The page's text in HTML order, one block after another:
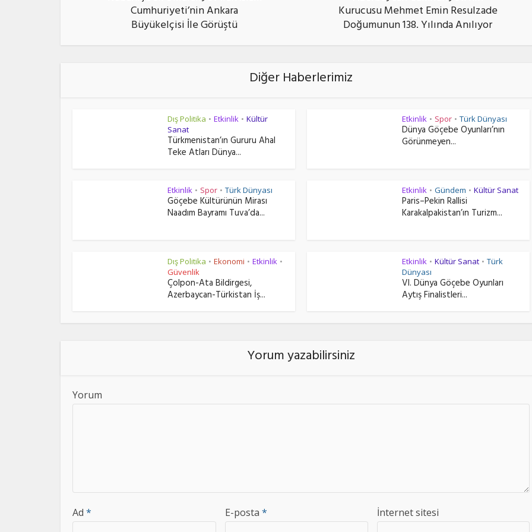
Cumhuriyeti’nin Ankara
Büyükelçisi İle Görüştü
Kurucusu Mehmet Emin Resulzade
Doğumunun 138. Yılında Anılıyor
Diğer Haberlerimiz
Dış Politika • Etkinlik • Kültür
Sanat
Türkmenistan’ın Gururu Ahal
Teke Atları Dünya...
Etkinlik • Spor • Türk Dünyası
Dünya Göçebe Oyunları’nın
Görünmeyen...
Etkinlik • Spor • Türk Dünyası
Göçebe Kültürünün Mirası
Naadım Bayramı Tuva’da...
Etkinlik • Gündem • Kültür Sanat
Paris–Pekin Rallisi
Karakalpakistan’ın Turizm...
Dış Politika • Ekonomi • Etkinlik •
Güvenlik
Çolpon-Ata Bildirgesi,
Azerbaycan-Türkistan İş...
Etkinlik • Kültür Sanat • Türk
Dünyası
VI. Dünya Göçebe Oyunları
Aytış Finalistleri...
Yorum yazabilirsiniz
Yorum
Ad * E-posta * İnternet sitesi